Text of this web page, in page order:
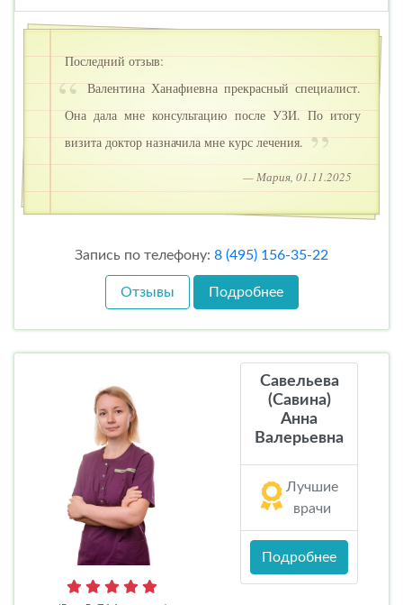
Последний отзыв:
Валентина Ханафиевна прекрасный специалист.
Она дала мне консультацию после УЗИ. По итогу
визита доктор назначила мне курс лечения.
— Мария, 01.11.2025
Запись по телефону: 8 (495) 156-35-22
Отзывы Подробнее
Савельева
(Савина)
Анна
Валерьевна
Лучшие
врачи
Подробнее